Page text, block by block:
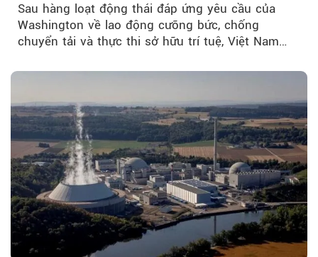
Sau hàng loạt động thái đáp ứng yêu cầu của
Washington về lao động cưỡng bức, chống
chuyển tải và thực thi sở hữu trí tuệ, Việt Nam